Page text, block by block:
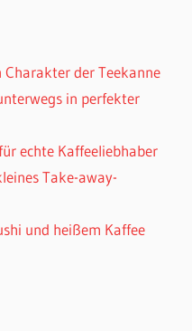
der Teekanne
in perfekter
echte Kaffeeliebhaber
Take-away-
und heißem Kaffee